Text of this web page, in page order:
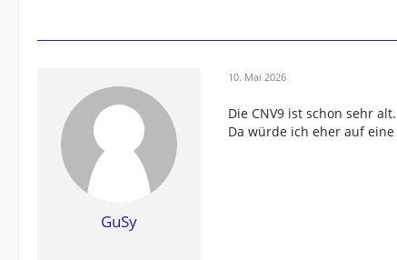
GuSy
10. Mai 2026
Die CNV9 ist schon sehr alt.
Da würde ich eher auf